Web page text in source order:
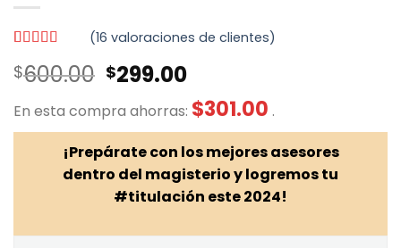
con4.94de
5 en base a
de clientes
(16 valoraciones de clientes)
$600.00 El
original
era:
$600.00.
$299.00El
precio
actual
es:
$299.00.
En esta compra ahorras: $301.00 .
¡Prepárate con los mejores asesores
dentro del magisterio y logremos tu
#titulación este 2024!